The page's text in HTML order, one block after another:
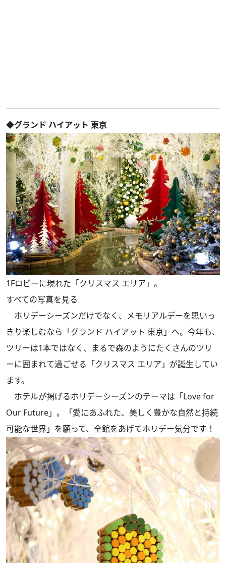
◆グランド ハイアット 東京
1Fロビーに現れた「クリスマス エリア」。
すべての写真を見る
ホリデーシーズンだけでなく、メモリアルデーを思いっ
きり楽しむなら「グランド ハイアット 東京」へ。今年も、
ツリーは1本ではなく、まるで森のようにたくさんのツリ
ーに囲まれて過ごせる「クリスマス エリア」が誕生してい
ます。
ホテルが掲げるホリデーシーズンのテーマは「Love for
Our Future」。「愛にあふれた、美しく豊かな自然と持続
可能な世界」を願って、全館をあげてホリデー気分です！